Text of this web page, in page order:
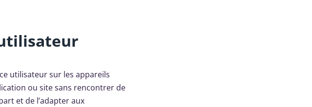
utilisateur sur les appareils
ou site sans rencontrer de
et de l’adapter aux